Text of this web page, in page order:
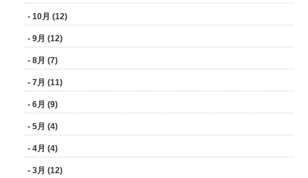
- 10月 (12)
- 9月 (12)
- 8月 (7)
- 7月 (11)
- 6月 (9)
- 5月 (4)
- 4月 (4)
- 3月 (12)